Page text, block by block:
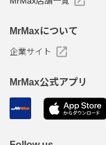
MrMaxについて
企業サイト
MrMax公式アプリ